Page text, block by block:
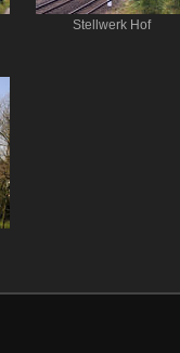
Stellwerk Hof